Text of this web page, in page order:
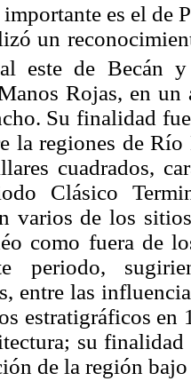
es el de
un
este de Becán
Rojas, en un
Su finalidad
la regiones de Río
cuadrados,
Clásico
varios de los
como fuera de
periodo,
entre las
estratigráficos
su
de la región